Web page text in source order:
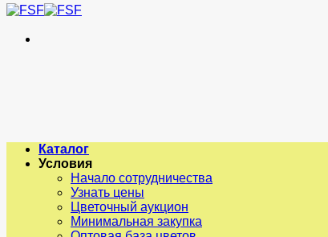
Каталог
Условия
Начало сотрудничества
Узнать цены
Цветочный аукцион
Минимальная закупка